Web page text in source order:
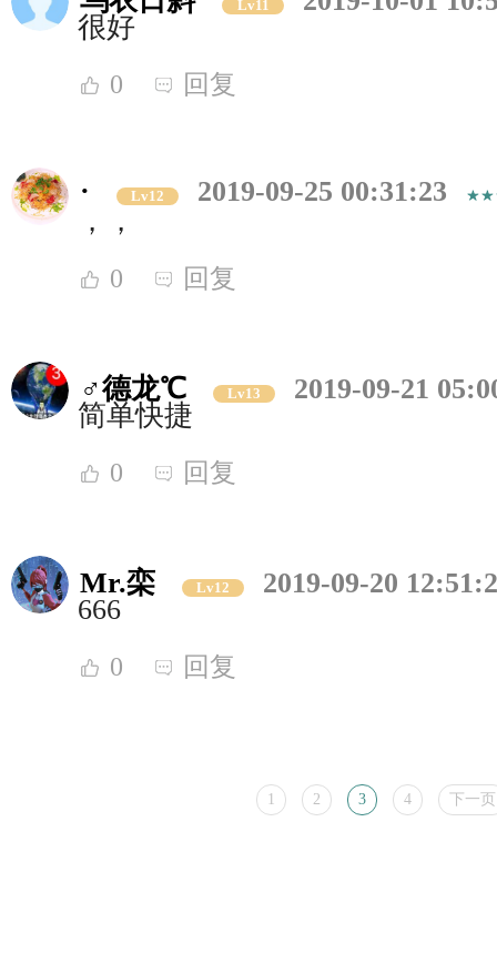
Lv11
很好
0 回复
· Lv12
2019-09-25 00:31:23
，，
0 回复
♂德龙℃ Lv13
2019-09-21
简单快捷
0 回复
Mr.栾 Lv12
2019-09-20
666
0 回复
1 2 3 4 下一页